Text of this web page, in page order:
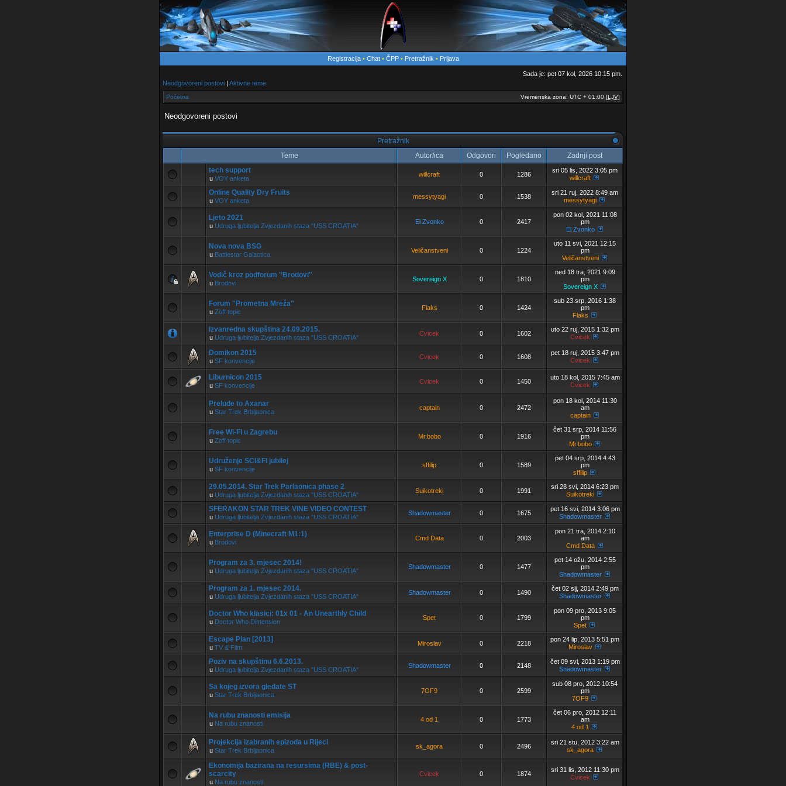
Registracija• Chat • ČPP• Pretražnik • Prijava
Sada je: pet 07 kol, 2026 10:15 pm.
Neodgovoreni postovi | Aktivne teme
Početna Vremenska zona: UTC + 01:00 [LJV]
Neodgovoreni postovi
Pretražnik
Teme
Autor/ica Odgovori Pogledano
Zadnji post
tech support
u VOY anketa
willcraft 0 1286
sri 05 lis, 2022 3:05 pm
willcraft
Online Quality Dry Fruits
u VOY anketa
messytyagi 0 1538
sri 21 ruj, 2022 8:49 am
messytyagi
Ljeto 2021
u Udruga ljubitelja Zvjezdanih staza "USS CROATIA"
El Zvonko 0 2417
pon 02 kol, 2021 11:08
pm
El Zvonko
Nova nova BSG
u Battlestar Galactica
Veličanstveni 0 1224
uto 11 svi, 2021 12:15
pm
Veličanstveni
Vodič kroz podforum ''Brodovi''
u Brodovi
Sovereign X 0 1810
ned 18 tra, 2021 9:09
pm
Sovereign X
Forum "Prometna Mreža"
u Zoff topic
Flaks 0 1424
sub 23 srp, 2016 1:38
pm
Flaks
Izvanredna skupština 24.09.2015.
u Udruga ljubitelja Zvjezdanih staza "USS CROATIA"
Cvicek 0 1602
uto 22 ruj, 2015 1:32 pm
Cvicek
Domikon 2015
u SF konvencije
Cvicek 0 1608
pet 18 ruj, 2015 3:47 pm
Cvicek
Liburnicon 2015
u SF konvencije
Cvicek 0 1450
uto 18 kol, 2015 7:45 am
Cvicek
Prelude to Axanar
u Star Trek Brbljaonica
captain 0 2472
pon 18 kol, 2014 11:30
am
captain
Free Wi-FI u Zagrebu
u Zoff topic
Mr.bobo 0 1916
čet 31 srp, 2014 11:56
pm
Mr.bobo
Udruženje SCI&FI jubilej
u SF konvencije
sffilip 0 1589
pet 04 srp, 2014 4:43
pm
sffilip
29.05.2014. Star Trek Parlaonica phase 2
u Udruga ljubitelja Zvjezdanih staza "USS CROATIA"
Suikotreki 0 1991
sri 28 svi, 2014 6:23 pm
Suikotreki
SFERAKON STAR TREK VINE VIDEO CONTEST
u Udruga ljubitelja Zvjezdanih staza "USS CROATIA"
Shadowmaster 0 1675
pet 16 svi, 2014 3:06 pm
Shadowmaster
Enterprise D (Minecraft M1:1)
u Brodovi
Cmd Data 0 2003
pon 21 tra, 2014 2:10
am
Cmd Data
Program za 3. mjesec 2014!
u Udruga ljubitelja Zvjezdanih staza "USS CROATIA"
Shadowmaster 0 1477
pet 14 ožu, 2014 2:55
pm
Shadowmaster
Program za 1. mjesec 2014.
u Udruga ljubitelja Zvjezdanih staza "USS CROATIA"
Shadowmaster 0 1490
čet 02 sij, 2014 2:49 pm
Shadowmaster
Doctor Who klasici: 01x 01 - An Unearthly Child
u Doctor Who Dimension
Spet 0 1799
pon 09 pro, 2013 9:05
pm
Spet
Escape Plan [2013]
u TV & Film
Miroslav 0 2218
pon 24 lip, 2013 5:51 pm
Miroslav
Poziv na skupštinu 6.6.2013.
u Udruga ljubitelja Zvjezdanih staza "USS CROATIA"
Shadowmaster 0 2148
čet 09 svi, 2013 1:19 pm
Shadowmaster
Sa kojeg izvora gledate ST
u Star Trek Brbljaonica
7OF9 0 2599
sub 08 pro, 2012 10:54
pm
7OF9
Na rubu znanosti emisija
u Na rubu znanosti
4 od 1 0 1773
čet 06 pro, 2012 12:11
am
4 od 1
Projekcija izabranih epizoda u Rijeci
u Star Trek Brbljaonica
sk_agora 0 2496
sri 21 stu, 2012 3:22 am
sk_agora
Ekonomija bazirana na resursima (RBE) & post-
scarcity
u Na rubu znanosti
Cvicek 0 1874
sri 31 lis, 2012 11:30 pm
Cvicek